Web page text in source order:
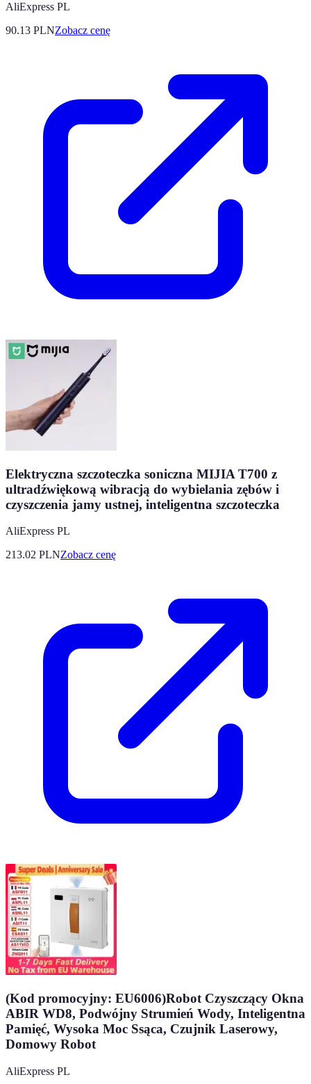
AliExpress PL
90.13 PLNZobacz cenę
Elektryczna szczoteczka soniczna MIJIA T700 z
ultradźwiękową wibracją do wybielania zębów i
czyszczenia jamy ustnej, inteligentna szczoteczka
AliExpress PL
213.02 PLNZobacz cenę
(Kod promocyjny: EU6006)Robot Czyszczący Okna
ABIR WD8, Podwójny Strumień Wody, Inteligentna
Pamięć, Wysoka Moc Ssąca, Czujnik Laserowy,
Domowy Robot
AliExpress PL